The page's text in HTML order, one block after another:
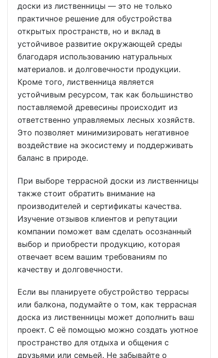
доски из лиственницы — это не только
практичное решение для обустройства
открытых пространств, но и вклад в
устойчивое развитие окружающей среды
благодаря использованию натуральных
материалов. и долговечности продукции.
Кроме того, лиственница является
устойчивым ресурсом, так как большинство
поставляемой древесины происходит из
ответственно управляемых лесных хозяйств.
Это позволяет минимизировать негативное
воздействие на экосистему и поддерживать
баланс в природе.
При выборе террасной доски из лиственницы
также стоит обратить внимание на
производителей и сертификаты качества.
Изучение отзывов клиентов и репутации
компании поможет вам сделать осознанный
выбор и приобрести продукцию, которая
отвечает всем вашим требованиям по
качеству и долговечности.
Если вы планируете обустройство террасы
или балкона, подумайте о том, как террасная
доска из лиственницы может дополнить ваш
проект. С её помощью можно создать уютное
пространство для отдыха и общения с
друзьями или семьей. Не забывайте о